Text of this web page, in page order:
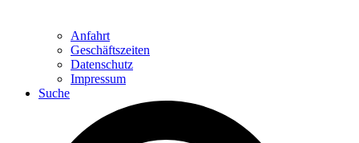
Anfahrt
Geschäftszeiten
Datenschutz
Impressum
Suche